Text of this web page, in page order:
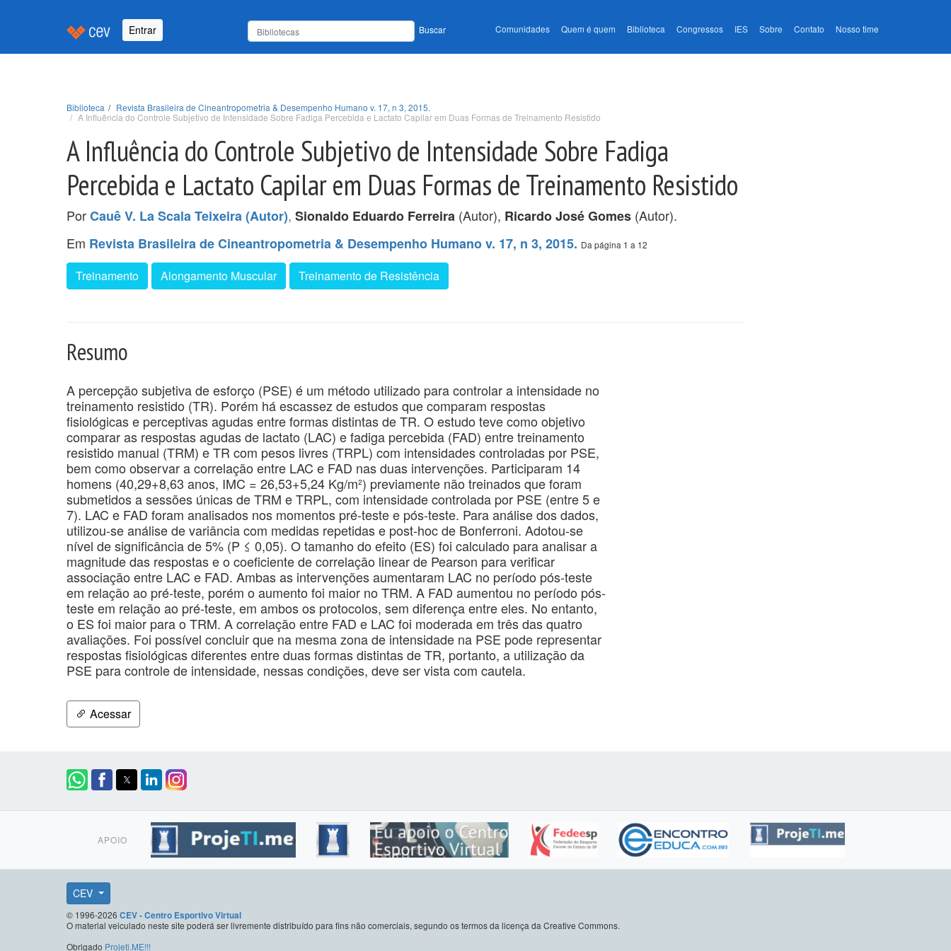
Entrar Buscar Comunidades Quem é quem Biblioteca Congressos IES Sobre Contato Nosso time
Biblioteca
Revista Brasileira de Cineantropometria & Desempenho Humano v. 17, n 3, 2015.
A Influência do Controle Subjetivo de Intensidade Sobre Fadiga Percebida e Lactato Capilar em Duas Formas de Treinamento Resistido
A Influência do Controle Subjetivo de Intensidade Sobre Fadiga
Percebida e Lactato Capilar em Duas Formas de Treinamento Resistido
PorCauê V. La Scala Teixeira (Autor), Sionaldo Eduardo Ferreira (Autor), Ricardo José Gomes (Autor).
Em Revista Brasileira de Cineantropometria & Desempenho Humano v. 17, n 3, 2015. Da página 1 a 12
Treinamento Alongamento Muscular Treinamento de Resistência
Resumo
A percepção subjetiva de esforço (PSE) é um método utilizado para controlar a intensidade no
treinamento resistido (TR). Porém há escassez de estudos que comparam respostas
fisiológicas e perceptivas agudas entre formas distintas de TR. O estudo teve como objetivo
comparar as respostas agudas de lactato (LAC) e fadiga percebida (FAD) entre treinamento
resistido manual (TRM) e TR com pesos livres (TRPL) com intensidades controladas por PSE,
bem como observar a correlação entre LAC e FAD nas duas intervenções. Participaram 14
homens (40,29+8,63 anos, IMC = 26,53+5,24 Kg/m²) previamente não treinados que foram
submetidos a sessões únicas de TRM e TRPL, com intensidade controlada por PSE (entre 5 e
7). LAC e FAD foram analisados nos momentos pré-teste e pós-teste. Para análise dos dados,
utilizou-se análise de variância com medidas repetidas e post-hoc de Bonferroni. Adotou-se
nível de significância de 5% (P ≤ 0,05). O tamanho do efeito (ES) foi calculado para analisar a
magnitude das respostas e o coeficiente de correlação linear de Pearson para verificar
associação entre LAC e FAD. Ambas as intervenções aumentaram LAC no período pós-teste
em relação ao pré-teste, porém o aumento foi maior no TRM. A FAD aumentou no período pós-
teste em relação ao pré-teste, em ambos os protocolos, sem diferença entre eles. No entanto,
o ES foi maior para o TRM. A correlação entre FAD e LAC foi moderada em três das quatro
avaliações. Foi possível concluir que na mesma zona de intensidade na PSE pode representar
respostas fisiológicas diferentes entre duas formas distintas de TR, portanto, a utilização da
PSE para controle de intensidade, nessas condições, deve ser vista com cautela.
Acessar
APOIO
CEV
© 1996-2026 CEV - Centro Esportivo Virtual
O material veiculado neste site poderá ser livremente distribuído para fins não comerciais, segundo os termos da licença da Creative Commons.
Obrigado Projeti.ME!!!